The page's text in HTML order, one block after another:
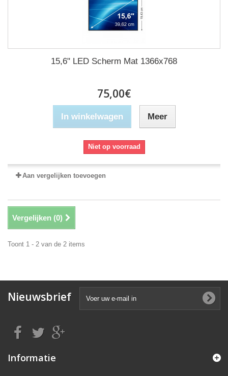
15,6" LED Scherm Mat 1366x768
75,00€
In winkelwagen Meer
Niet op voorraad
Aan vergelijken toevoegen
Vergelijken (0)
Toont 1 - 2 van de 2 items
Nieuwsbrief
Informatie